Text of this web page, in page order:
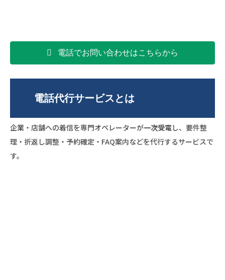
電話でお問い合わせはこちらから
電話代行サービスとは
企業・店舗への着信を専門オペレーターが一次受電し、要件整
理・折返し調整・予約確定・FAQ案内などを代行するサービスで
す。